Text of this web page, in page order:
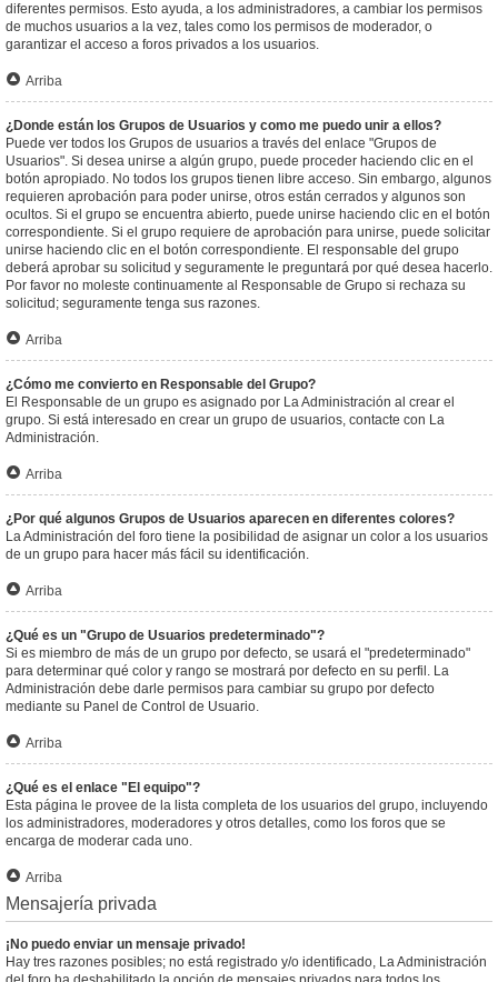
diferentes permisos. Esto ayuda, a los administradores, a cambiar los permisos
de muchos usuarios a la vez, tales como los permisos de moderador, o
garantizar el acceso a foros privados a los usuarios.
Arriba
¿Donde están los Grupos de Usuarios y como me puedo unir a ellos?
Puede ver todos los Grupos de usuarios a través del enlace "Grupos de
Usuarios". Si desea unirse a algún grupo, puede proceder haciendo clic en el
botón apropiado. No todos los grupos tienen libre acceso. Sin embargo, algunos
requieren aprobación para poder unirse, otros están cerrados y algunos son
ocultos. Si el grupo se encuentra abierto, puede unirse haciendo clic en el botón
correspondiente. Si el grupo requiere de aprobación para unirse, puede solicitar
unirse haciendo clic en el botón correspondiente. El responsable del grupo
deberá aprobar su solicitud y seguramente le preguntará por qué desea hacerlo.
Por favor no moleste continuamente al Responsable de Grupo si rechaza su
solicitud; seguramente tenga sus razones.
Arriba
¿Cómo me convierto en Responsable del Grupo?
El Responsable de un grupo es asignado por La Administración al crear el
grupo. Si está interesado en crear un grupo de usuarios, contacte con La
Administración.
Arriba
¿Por qué algunos Grupos de Usuarios aparecen en diferentes colores?
La Administración del foro tiene la posibilidad de asignar un color a los usuarios
de un grupo para hacer más fácil su identificación.
Arriba
¿Qué es un "Grupo de Usuarios predeterminado"?
Si es miembro de más de un grupo por defecto, se usará el "predeterminado"
para determinar qué color y rango se mostrará por defecto en su perfil. La
Administración debe darle permisos para cambiar su grupo por defecto
mediante su Panel de Control de Usuario.
Arriba
¿Qué es el enlace "El equipo"?
Esta página le provee de la lista completa de los usuarios del grupo, incluyendo
los administradores, moderadores y otros detalles, como los foros que se
encarga de moderar cada uno.
Arriba
Mensajería privada
¡No puedo enviar un mensaje privado!
Hay tres razones posibles; no está registrado y/o identificado, La Administración